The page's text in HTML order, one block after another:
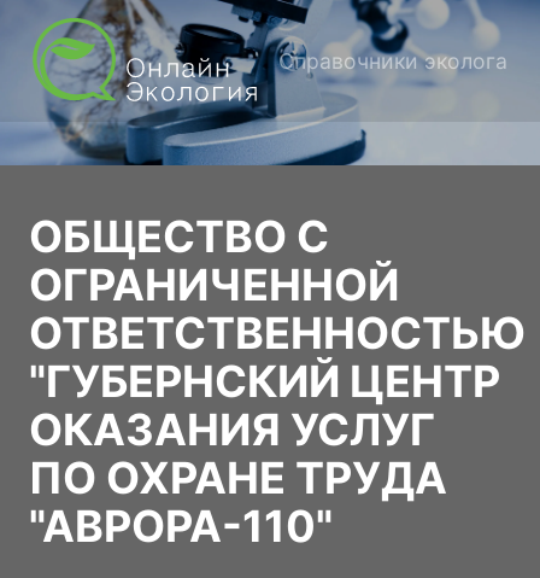
Справочники эколога
ОБЩЕСТВО С
ОГРАНИЧЕННОЙ
ОТВЕТСТВЕННОСТЬЮ
"ГУБЕРНСКИЙ ЦЕНТР
ОКАЗАНИЯ УСЛУГ
ПО ОХРАНЕ ТРУДА
"АВРОРА-110"